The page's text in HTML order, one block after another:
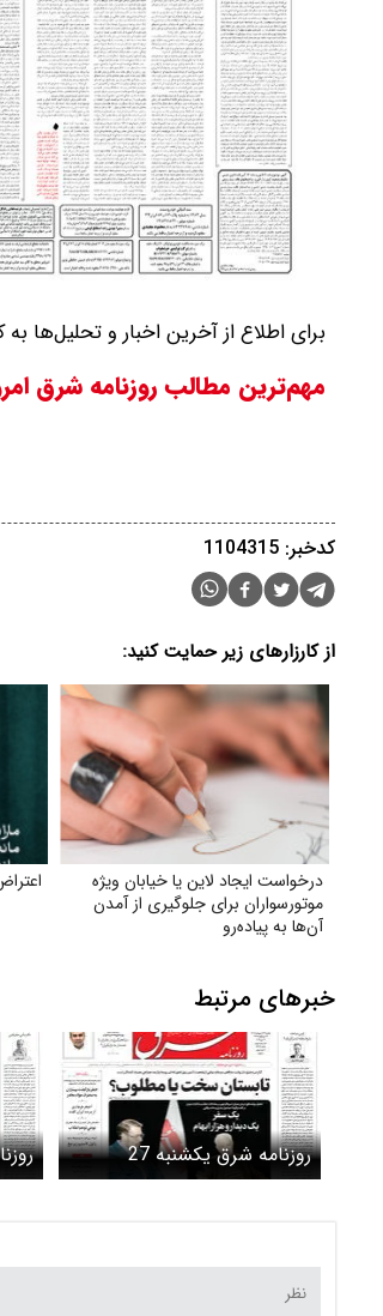
برای اطلاع از آخرین اخبار و تحلیل‌ها
مهم‌ترین مطالب روزنامه شرق
کدخبر: 1104315
از کارزارهای زیر حمایت کنید:
درخواست ایجاد لاین یا خیابان ویژه
موتورسواران برای جلوگیری از آمدن
آن‌ها به پیاده‌رو
خبرهای مرتبط
روزنامه شرق یکشنبه 27
اردیبهشت 1405 شماره 5387